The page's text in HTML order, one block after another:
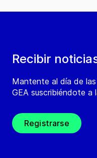
Recibir
Mantente al día de
GEA suscribiéndote a
Registrarse